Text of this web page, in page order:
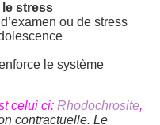
le stress
ou de stress
le système
celui ci: Rhodochrosite,
contractuelle. Le